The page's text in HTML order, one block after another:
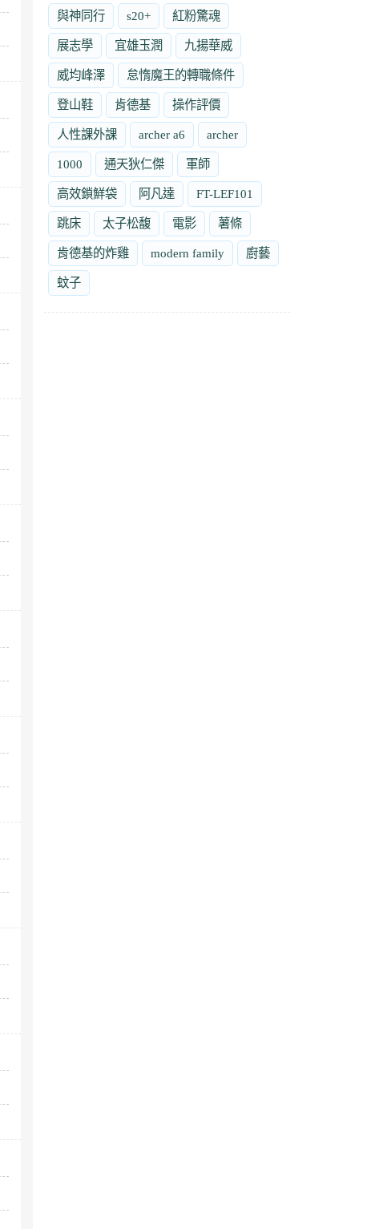
與神同行 s20+ 紅粉驚魂
展志學 宜雄玉潤 九揚華威
威均峰澤 怠惰魔王的轉職條件
登山鞋 肯德基 操作評價
人性課外課 archer a6 archer
1000 通天狄仁傑 軍師
高效鎖鮮袋 阿凡達 FT-LEF101
跳床 太子松馥 電影 薯條
肯德基的炸雞 modern family 廚藝
蚊子